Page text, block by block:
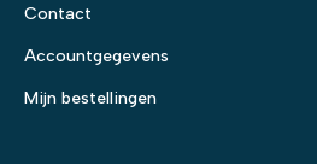
Contact
Accountgegevens
Mijn bestellingen